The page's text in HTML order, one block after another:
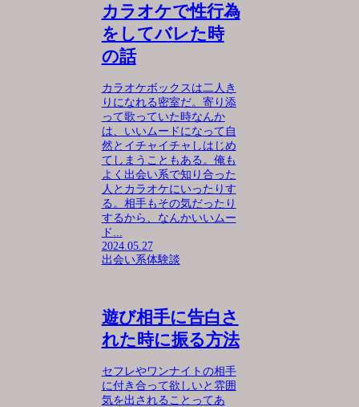
カラオケで性行為
をしてバレた時
の話
カラオケボックスは二人き
りになれる密室だ。寄り添
って歌っていた時なんか
は、いいムードになって自
然とイチャイチャしはじめ
てしまうこともある。俺も
よく出会い系で知り合った
人とカラオケにいったりす
る。相手もその気だったり
するから、なんかいいムー
ド...
2024.05.27
出会い系体験談
遊び相手に告白さ
れた時に振る方法
セフレやワンナイトの相手
に付き合って欲しいと雰囲
気を出されることってあ